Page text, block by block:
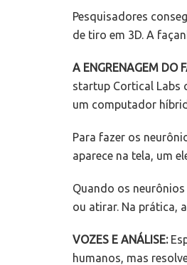
Pesquisadores
de tiro em 3D. A
A ENGRENAGEM DO
startup Cortical Labs
um computador
Para fazer os
aparece na tela, um
Quando os
ou atirar. Na prática,
VOZES E ANÁLISE:
humanos, mas